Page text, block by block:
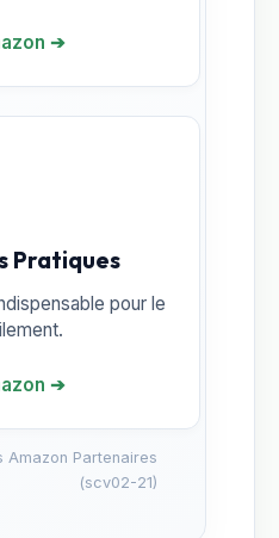
➔
Pratiques
pour le
➔
Amazon Partenaires
(scv02-21)